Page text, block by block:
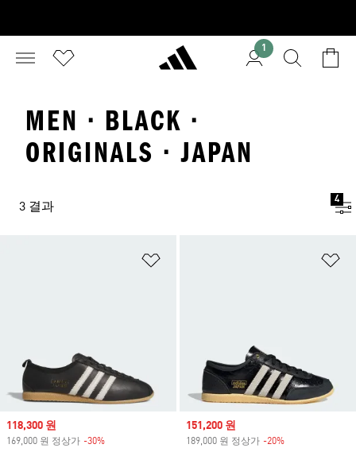
1
MEN · BLACK ·
ORIGINALS · JAPAN
3 결과
4
Sale price
118,300 원
169,000 원 정상가 -30%
Sale price
151,200 원
189,000 원 정상가 -20%